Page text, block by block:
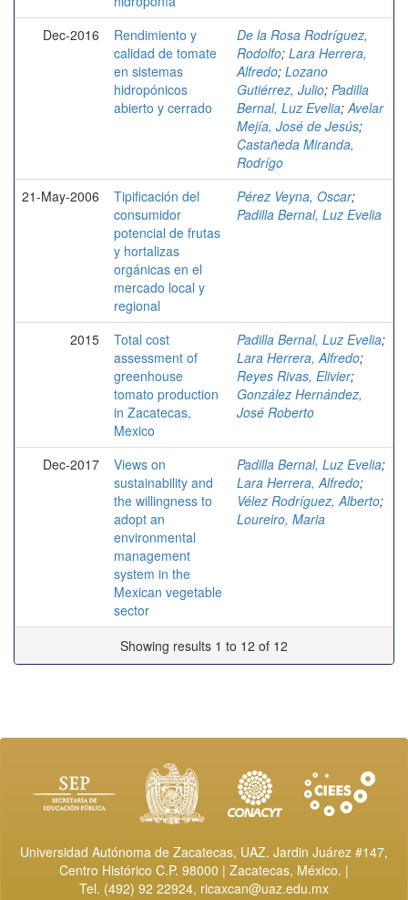
Dec-2016
Rendimiento y
calidad de tomate
en sistemas
hidropónicos
abierto y cerrado
De la Rosa Rodríguez,
Rodolfo; Lara Herrera,
Alfredo; Lozano
Gutiérrez, Julio; Padilla
Bernal, Luz Evelia; Avelar
Mejía, José de Jesús;
Castañeda Miranda,
Rodrígo
21-May-2006
Tipificación del
consumidor
potencial de frutas
y hortalizas
orgánicas en el
mercado local y
regional
Pérez Veyna, Oscar;
Padilla Bernal, Luz Evelia
2015
Total cost
assessment of
greenhouse
tomato production
in Zacatecas,
Mexico
Padilla Bernal, Luz Evelia;
Lara Herrera, Alfredo;
Reyes Rivas, Elivier;
González Hernández,
José Roberto
Dec-2017
Views on
sustainability and
the willingness to
adopt an
environmental
management
system in the
Mexican vegetable
sector
Padilla Bernal, Luz Evelia;
Lara Herrera, Alfredo;
Vélez Rodríguez, Alberto;
Loureiro, Maria
Showing results 1 to 12 of 12
Universidad Autónoma de Zacatecas, UAZ. Jardin Juárez #147,
Centro Histórico C.P. 98000 | Zacatecas, México. |
Tel. (492) 92 22924, ricaxcan@uaz.edu.mx